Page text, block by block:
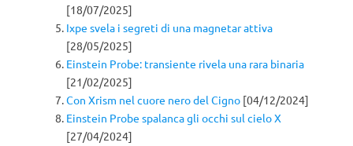
[18/07/2025]
Ixpe svela i segreti di una magnetar attiva
[28/05/2025]
Einstein Probe: transiente rivela una rara binaria
[21/02/2025]
Con Xrism nel cuore nero del Cigno [04/12/2024]
Einstein Probe spalanca gli occhi sul cielo X
[27/04/2024]